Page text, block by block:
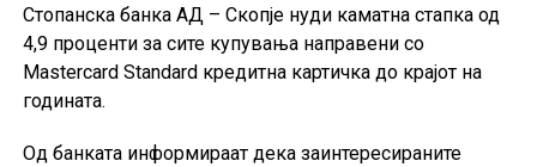
првиот квартал од 2026 година, при пресметката на
агрегатните податоци за ЕУ биле користени
податоците од четвртиот квартал од 2025 година, а кај
одредени показатели и податоци од првиот квартал
од 2025 година.
Стопанска банка АД – Скопје нуди каматна стапка од
4,9 проценти за сите купувања направени со
Mastercard Standard кредитна картичка до крајот на
годината.
Од банката информираат дека заинтересираните